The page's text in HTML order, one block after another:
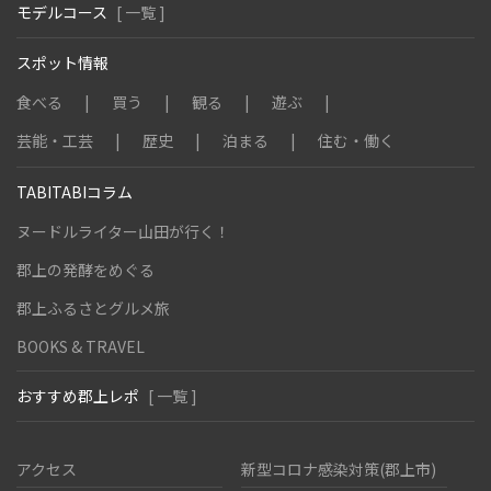
モデルコース [ 一覧 ]
スポット情報
食べる
買う 観る
遊ぶ
芸能・工芸
歴史 泊まる 住む・働く
TABITABIコラム
ヌードルライター山田が行く！
郡上の発酵をめぐる
郡上ふるさとグルメ旅
BOOKS & TRAVEL
おすすめ郡上レポ [ 一覧 ]
アクセス 新型コロナ感染対策(郡上市)